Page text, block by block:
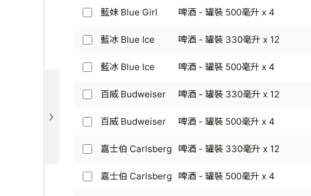
330
毫
x
罐
500
毫
x
-
啤
-
裝
330
升
6
Blue
-
啤
-
裝
330
升
12
藍
Blue
-
啤
-
裝
500
升
4
藍妹 Blue Girl 啤酒 - 罐裝 500毫升 x 4
藍
Blue
-
啤
-
裝
330
升
藍冰 Blue Ice 啤酒 - 罐裝 330毫升 x 12
藍
Blue
-
啤
-
裝
500
藍冰 Blue Ice 啤酒 - 罐裝 500毫升 x 4
百
Budweiser
啤
酒
罐
百威 Budweiser 啤酒 - 罐裝 330毫升 x 12
百
Budweiser
啤
酒
百威 Budweiser 啤酒 - 罐裝 500毫升 x 4
嘉
伯
嘉士伯 Carlsberg 啤酒 - 罐裝 330毫升 x 12
嘉
嘉士伯 Carlsberg 啤酒 - 罐裝 500毫升 x 4